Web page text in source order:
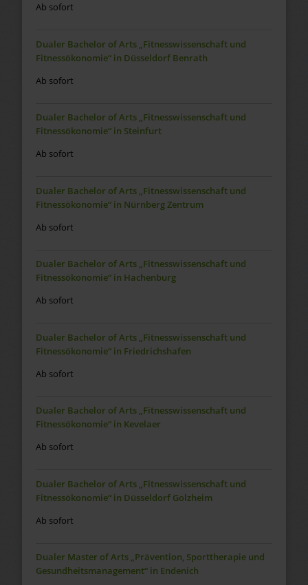
Ab sofort
Dualer Bachelor of Arts „Fitnesswissenschaft und
Fitnessökonomie“ in Düsseldorf Benrath
Ab sofort
Dualer Bachelor of Arts „Fitnesswissenschaft und
Fitnessökonomie“ in Steinfurt
Ab sofort
Dualer Bachelor of Arts „Fitnesswissenschaft und
Fitnessökonomie“ in Nürnberg Zentrum
Ab sofort
Dualer Bachelor of Arts „Fitnesswissenschaft und
Fitnessökonomie“ in Hachenburg
Ab sofort
Dualer Bachelor of Arts „Fitnesswissenschaft und
Fitnessökonomie“ in Friedrichshafen
Ab sofort
Dualer Bachelor of Arts „Fitnesswissenschaft und
Fitnessökonomie“ in Kevelaer
Ab sofort
Dualer Bachelor of Arts „Fitnesswissenschaft und
Fitnessökonomie“ in Düsseldorf Golzheim
Ab sofort
Dualer Master of Arts „Prävention, Sporttherapie und
Gesundheitsmanagement“ in Endenich